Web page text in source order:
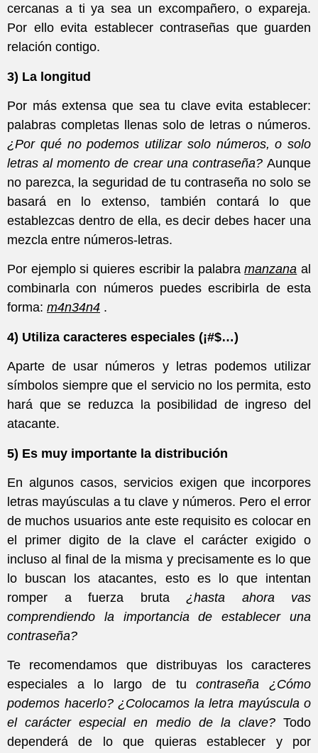
cercanas a ti ya sea un excompañero, o expareja.
Por ello evita establecer contraseñas que guarden
relación contigo.
3) La longitud
Por más extensa que sea tu clave evita establecer:
palabras completas llenas solo de letras o números.
¿Por qué no podemos utilizar solo números, o solo
letras al momento de crear una contraseña? Aunque
no parezca, la seguridad de tu contraseña no solo se
basará en lo extenso, también contará lo que
establezcas dentro de ella, es decir debes hacer una
mezcla entre números-letras.
Por ejemplo si quieres escribir la palabramanzana al
combinarla con números puedes escribirla de esta
forma: m4n34n4 .
4) Utiliza caracteres especiales (¡#$…)
Aparte de usar números y letras podemos utilizar
símbolos siempre que el servicio no los permita, esto
hará que se reduzca la posibilidad de ingreso del
atacante.
5) Es muy importante la distribución
En algunos casos, servicios exigen que incorpores
letras mayúsculas a tu clave y números. Pero el error
de muchos usuarios ante este requisito es colocar en
el primer digito de la clave el carácter exigido o
incluso al final de la misma y precisamente es lo que
lo buscan los atacantes, esto es lo que intentan
romper a fuerza bruta ¿hasta ahora vas
comprendiendo la importancia de establecer una
contraseña?
Te recomendamos que distribuyas los caracteres
especiales a lo largo de tucontraseña ¿Cómo
podemos hacerlo? ¿Colocamos la letra mayúscula o
el carácter especial en medio de la clave?Todo
dependerá de lo que quieras establecer y por